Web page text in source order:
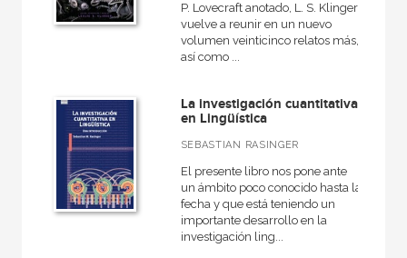
Cartoné
Rústica
P. Lovecraft anotado, L. S. Klinger
vuelve a reunir en un nuevo
volumen veinticinco relatos más,
así como ...
La investigación cuantitativa
en Lingüística
SEBASTIAN RASINGER
El presente libro nos pone ante
un ámbito poco conocido hasta la
fecha y que está teniendo un
importante desarrollo en la
investigación ling...